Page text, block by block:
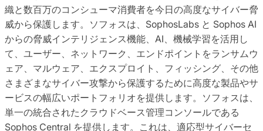
織と数百万のコンシューマ消費者を今日の高度なサイバー脅
威から保護します。ソフォスは、SophosLabs と Sophos AI
からの脅威インテリジェンス機能、AI、機械学習を活用し
て、ユーザー、ネットワーク、エンドポイントをランサムウ
ェア、マルウェア、エクスプロイト、フィッシング、その他
さまざまなサイバー攻撃から保護するために高度な製品やサ
ービスの幅広いポートフォリオを提供します。ソフォスは、
単一の統合されたクラウドベース管理コンソールである
Sophos Central を提供します。これは、適応型サイバーセ